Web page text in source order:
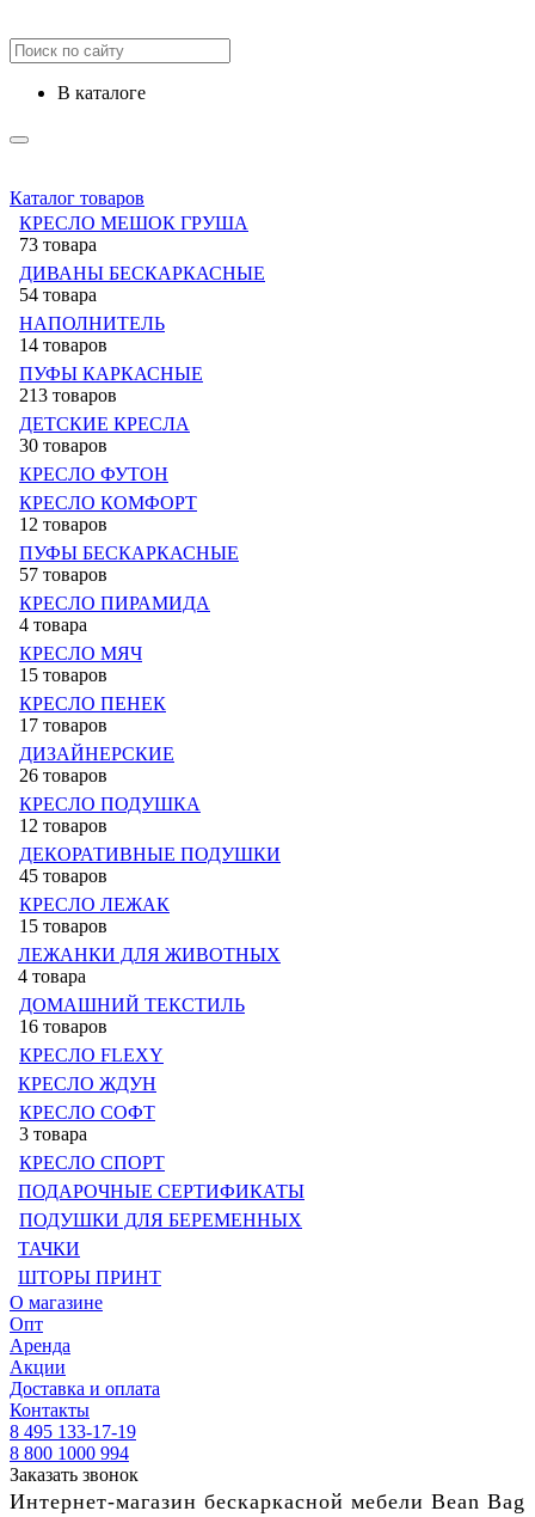
в каталоге
Каталог товаров
КРЕСЛО МЕШОК ГРУША
73 товара
ДИВАНЫ БЕСКАРКАСНЫЕ
54 товара
НАПОЛНИТЕЛЬ
14 товаров
ПУФЫ КАРКАСНЫЕ
213 товаров
ДЕТСКИЕ КРЕСЛА
30 товаров
КРЕСЛО ФУТОН
КРЕСЛО КОМФОРТ
12 товаров
ПУФЫ БЕСКАРКАСНЫЕ
57 товаров
КРЕСЛО ПИРАМИДА
4 товара
КРЕСЛО МЯЧ
15 товаров
КРЕСЛО ПЕНЕК
17 товаров
ДИЗАЙНЕРСКИЕ
26 товаров
КРЕСЛО ПОДУШКА
12 товаров
ДЕКОРАТИВНЫЕ ПОДУШКИ
45 товаров
КРЕСЛО ЛЕЖАК
15 товаров
ЛЕЖАНКИ ДЛЯ ЖИВОТНЫХ
4 товара
ДОМАШНИЙ ТЕКСТИЛЬ
16 товаров
КРЕСЛО FLEXY
КРЕСЛО ЖДУН
КРЕСЛО СОФТ
3 товара
КРЕСЛО СПОРТ
ПОДАРОЧНЫЕ СЕРТИФИКАТЫ
ПОДУШКИ ДЛЯ БЕРЕМЕННЫХ
ТАЧКИ
ШТОРЫ ПРИНТ
О магазине
Опт
Аренда
Акции
Доставка и оплата
Контакты
8 495 133-17-19
8 800 1000 994
Заказать звонок
Интернет-магазин бескаркасной мебели Bean Bag